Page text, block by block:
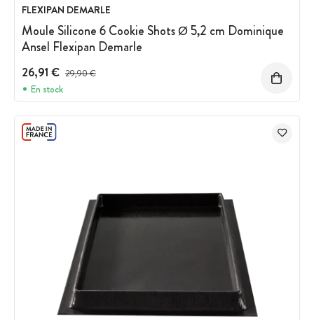
FLEXIPAN DEMARLE
Moule Silicone 6 Cookie Shots Ø 5,2 cm Dominique
Ansel Flexipan Demarle
26,91 € Prix avant réduction :
29,90 €
En stock